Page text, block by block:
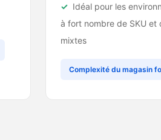
Idéal pour les
à fort nombre de SKU et
mixtes
Complexité du magasin